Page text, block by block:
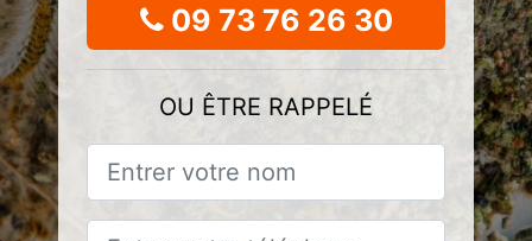
09 73 76 26 30
OU ÊTRE RAPPELÉ